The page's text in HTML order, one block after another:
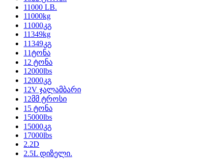
11000 LB.
11000kg
11000კგ
11349kg
11349კგ
11ტონა
12 ტონა
12000lbs
12000კგ
12V ჯალამბარი
12მმ ტროსი
15 ტონა
15000lbs
15000კგ
17000lbs
2.2D
2.5L დიზელი.